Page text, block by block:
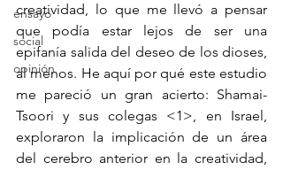
ensayo
social
opinión
creatividad, lo que me llevó a pensar
que podía estar lejos de ser una
epifanía salida del deseo de los dioses,
al menos. He aquí por qué este estudio
me pareció un gran acierto: Shamai-
Tsoori y sus colegas <1>, en Israel,
exploraron la implicación de un área
del cerebro anterior en la creatividad,